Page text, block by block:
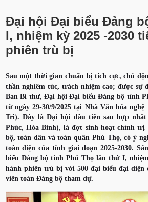
Đại hội Đại biểu Đảng
I, nhiệm kỳ 2025 -2030
phiên trù bị
Sau một thời gian chuẩn bị tích cực, chủ
thần nghiêm túc, trách nhiệm cao; được sự
Ban Bí thư, Đại hội Đại biểu Đảng bộ tỉnh
từ ngày 29-30/9/2025 tại Nhà Văn hóa
Trì). Đây là Đại hội đầu tiên sau hợp
Phúc, Hòa Bình), là đợt sinh hoạt chính trị
bộ, toàn dân và toàn quân Phú Thọ, có ý
toàn diện của tỉnh giai đoạn 2025-2030.
biểu Đảng bộ tỉnh Phú Thọ lần thứ I,
hành phiên trù bị với 500 đại biểu đại diện
viên toàn Đảng bộ tham dự.